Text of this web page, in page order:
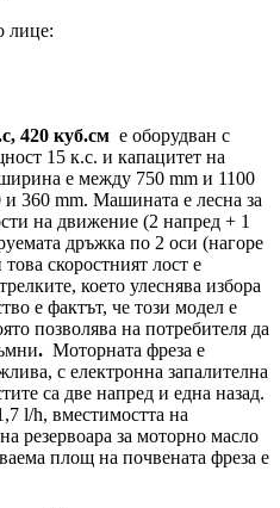
лице:
420 куб.см е оборудван с
15 к.с. и капацитет на
е между 750 mm и 1100
360 mm. Машината е лесна за
на движение (2 напред + 1
дръжка по 2 оси (нагоре
скоростният лост е
което улеснява избора
е фактът, че този модел е
позволява на потребителя да
. Моторната фреза е
с електронна запалителна
са две напред и една назад.
l/h, вместимостта на
резервоара за моторно масло
площ на почвената фреза е